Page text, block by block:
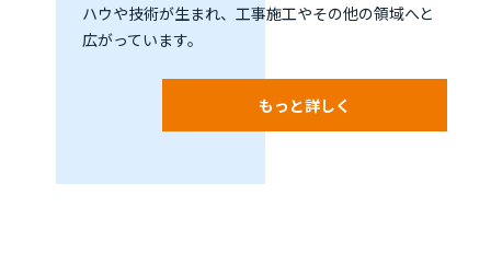
ハウや技術が生まれ、工事施工やその他の領域へと
広がっています。
もっと詳しく